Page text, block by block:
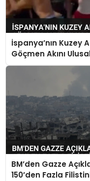
İspanya’nın Kuzey
Göçmen Akını
BM’den Gazze
150’den Fazla